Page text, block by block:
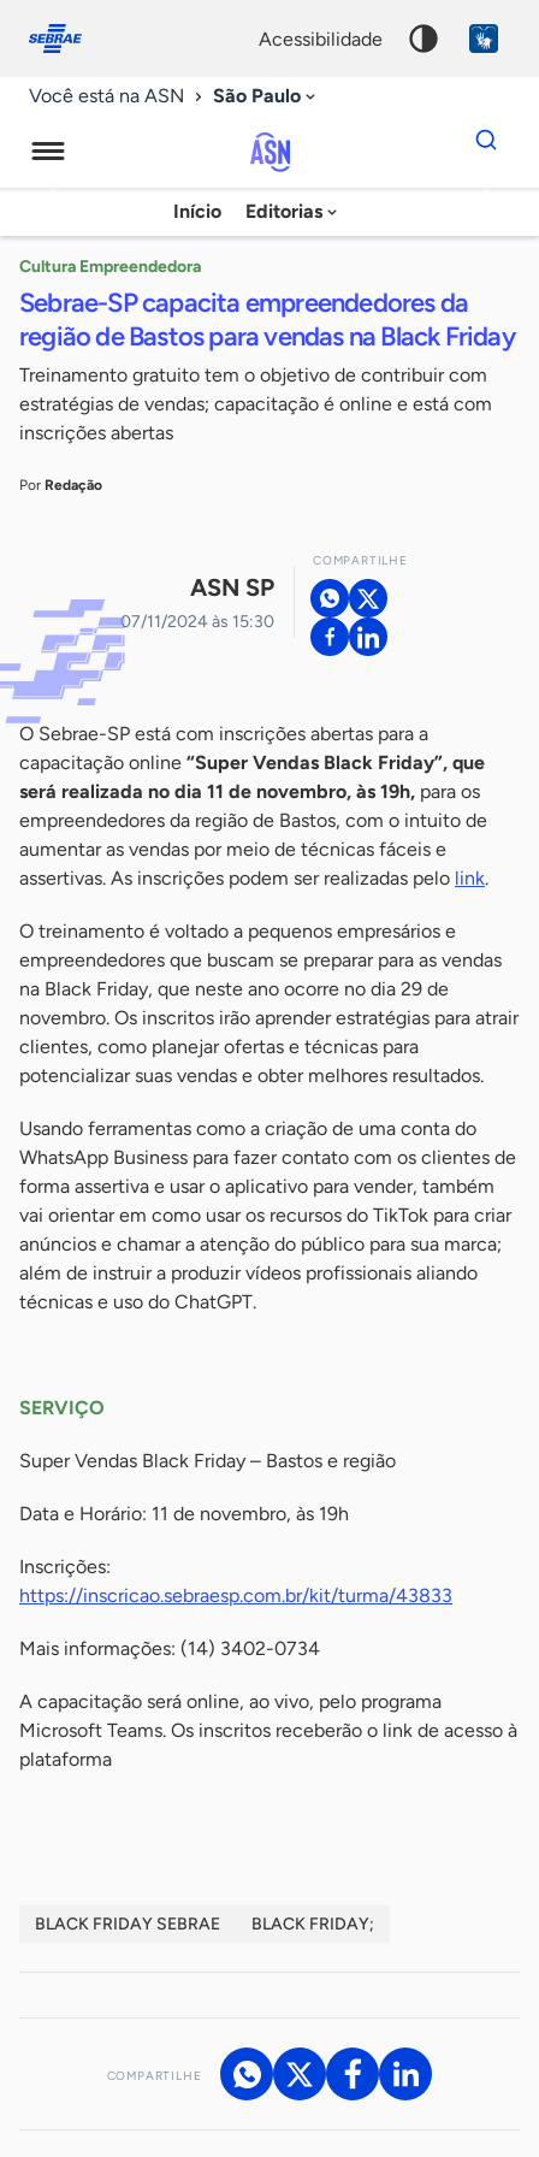
conosco
acessibilidade
Você está na ASN São Paulo
Agência
Sebrae
Notícias
Início Editorias
Dados
para
chave
Cultura Empreendedora
Sebrae-SP capacita empreendedores da
região de Bastos para vendas na Black Friday
Treinamento gratuito tem o objetivo de contribuir com
estratégias de vendas; capacitação é online e está com
inscrições abertas
Por Redação
ASN SP
07/11/2024 às 15:30
COMPARTILHE
O Sebrae-SP está com inscrições abertas para a
capacitação online “Super Vendas Black Friday”, que
será realizada no dia 11 de novembro, às 19h, para os
empreendedores da região de Bastos, com o intuito de
aumentar as vendas por meio de técnicas fáceis e
assertivas. As inscrições podem ser realizadas pelo link.
O treinamento é voltado a pequenos empresários e
empreendedores que buscam se preparar para as vendas
na Black Friday, que neste ano ocorre no dia 29 de
novembro. Os inscritos irão aprender estratégias para atrair
clientes, como planejar ofertas e técnicas para
potencializar suas vendas e obter melhores resultados.
Usando ferramentas como a criação de uma conta do
WhatsApp Business para fazer contato com os clientes de
forma assertiva e usar o aplicativo para vender, também
vai orientar em como usar os recursos do TikTok para criar
anúncios e chamar a atenção do público para sua marca;
além de instruir a produzir vídeos profissionais aliando
técnicas e uso do ChatGPT.
SERVIÇO
Super Vendas Black Friday – Bastos e região
Data e Horário: 11 de novembro, às 19h
Inscrições:
https://inscricao.sebraesp.com.br/kit/turma/43833
Mais informações: (14) 3402-0734
A capacitação será online, ao vivo, pelo programa
Microsoft Teams. Os inscritos receberão o link de acesso à
plataforma
BLACK FRIDAY SEBRAE BLACK FRIDAY;
COMPARTILHE